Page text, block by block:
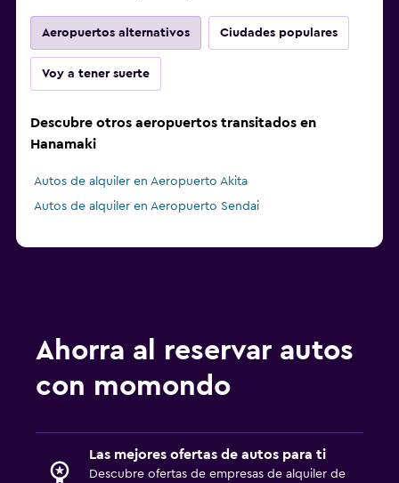
Aeropuertos alternativos Ciudades populares
Voy a tener suerte
Descubre otros aeropuertos transitados en
Hanamaki
Autos de alquiler en Aeropuerto Akita
Autos de alquiler en Aeropuerto Sendai
Ahorra al reservar autos
con momondo
Las mejores ofertas de autos para ti
Descubre ofertas de empresas de alquiler de